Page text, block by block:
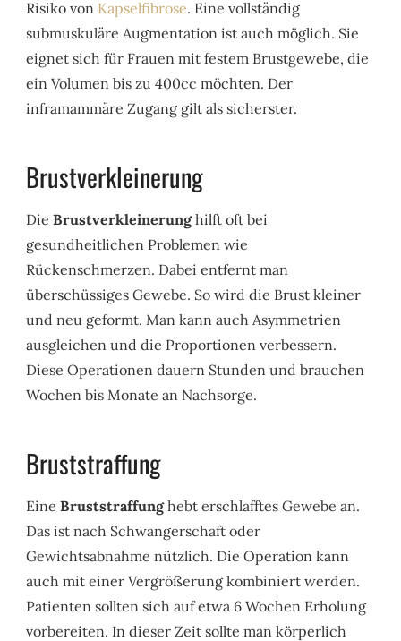
Risiko von Kapselfibrose. Eine vollständig
submuskuläre Augmentation ist auch möglich. Sie
eignet sich für Frauen mit festem Brustgewebe, die
ein Volumen bis zu 400cc möchten. Der
inframammäre Zugang gilt als sicherster.
Brustverkleinerung
DieBrustverkleinerunghilft oft bei
gesundheitlichen Problemen wie
Rückenschmerzen. Dabei entfernt man
überschüssiges Gewebe. So wird die Brust kleiner
und neu geformt. Man kann auch Asymmetrien
ausgleichen und die Proportionen verbessern.
Diese Operationen dauern Stunden und brauchen
Wochen bis Monate an Nachsorge.
Bruststraffung
EineBruststraffunghebt erschlafftes Gewebe an.
Das ist nach Schwangerschaft oder
Gewichtsabnahme nützlich. Die Operation kann
auch mit einer Vergrößerung kombiniert werden.
Patienten sollten sich auf etwa 6 Wochen Erholung
vorbereiten. In dieser Zeit sollte man körperlich